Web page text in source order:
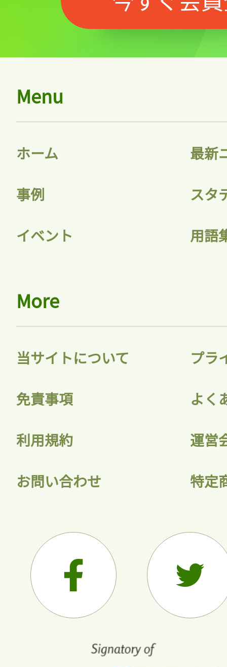
記事をお気に入りに
会員登録
Menu
ホーム 最新
事例 スタ
イベント 用語
More
当サイトについて プラ
免責事項 よく
利用規約 運営
お問い合わせ 特定